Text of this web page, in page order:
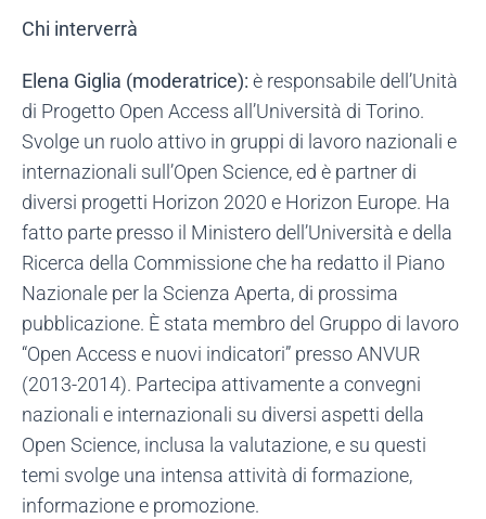
Chi interverrà
Elena Giglia (moderatrice): è responsabile dell’Unità
di Progetto Open Access all’Università di Torino.
Svolge un ruolo attivo in gruppi di lavoro nazionali e
internazionali sull’Open Science, ed è partner di
diversi progetti Horizon 2020 e Horizon Europe. Ha
fatto parte presso il Ministero dell’Università e della
Ricerca della Commissione che ha redatto il Piano
Nazionale per la Scienza Aperta, di prossima
pubblicazione. È stata membro del Gruppo di lavoro
“Open Access e nuovi indicatori” presso ANVUR
(2013-2014). Partecipa attivamente a convegni
nazionali e internazionali su diversi aspetti della
Open Science, inclusa la valutazione, e su questi
temi svolge una intensa attività di formazione,
informazione e promozione.